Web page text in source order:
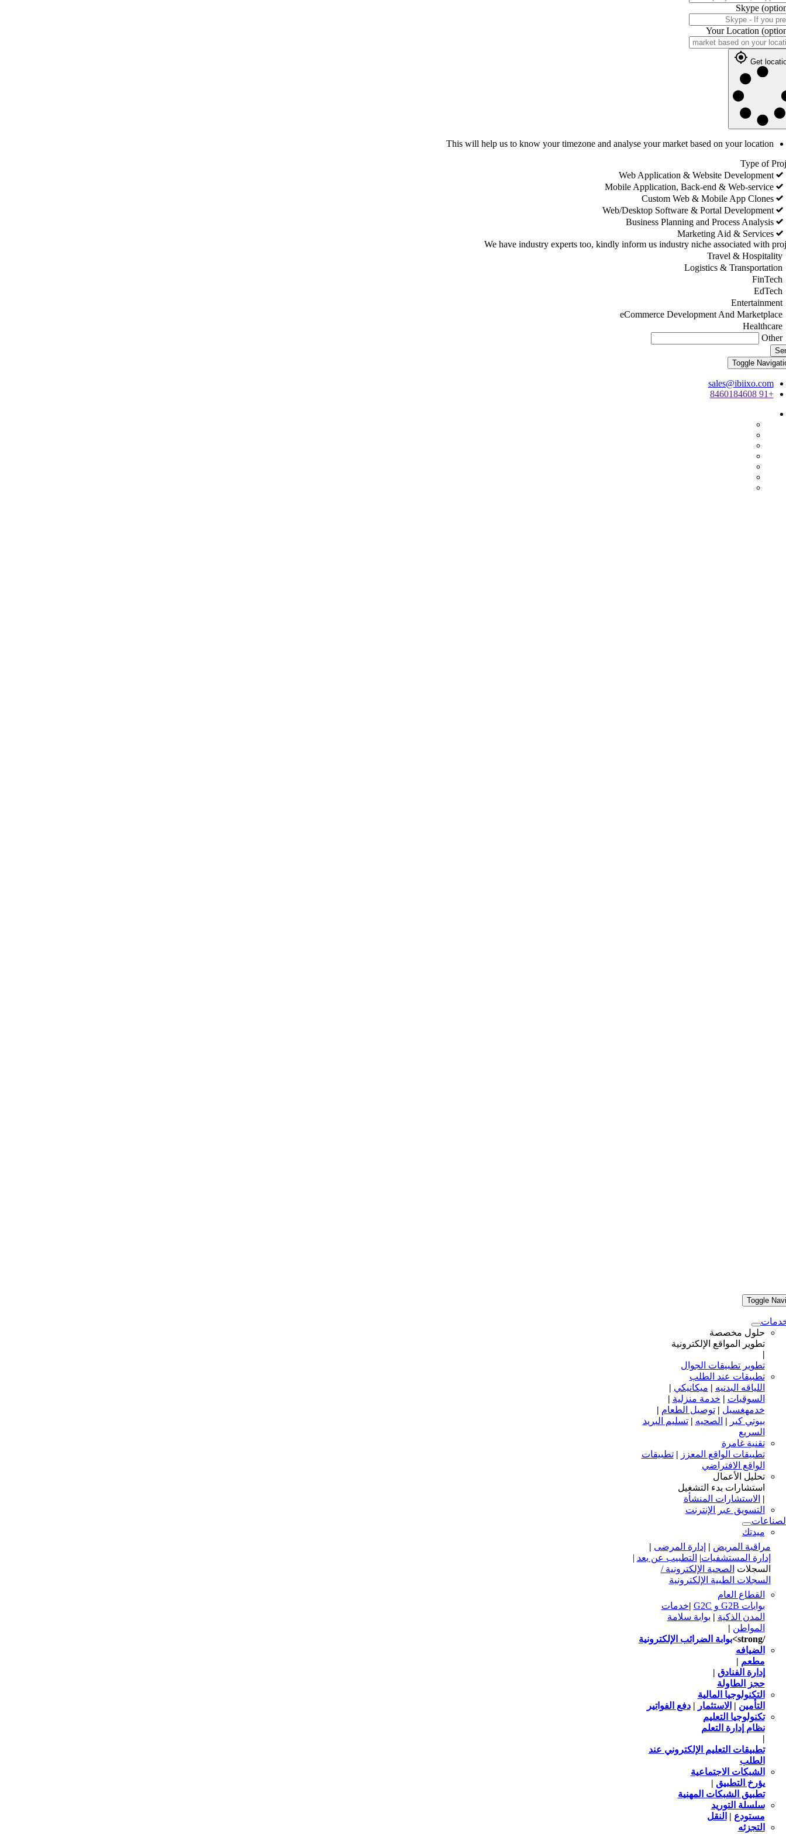
Skype
Your Location
Get
This will help us to know your timezone and analyse your market based on your location
Type of
Web Application & Website Development
Mobile Application, Back-end & Web-service
Custom Web & Mobile App Clones
Web/Desktop Software & Portal Development
Business Planning and Process Analysis
Marketing Aid & Services
We have industry experts too, kindly inform us industry niche associated with
Travel & Hospitality
Logistics & Transportation
FinTech
EdTech
Entertainment
eCommerce Development And Marketplace
Healthcare
Other
Toggle
sales@ibiixo.com
+91 8460184608
Toggle
حلول مخصصة
تطوير المواقع الإلكترونية
|
تطوير تطبيقات الجوال
تطبيقات عند الطلب
اللياقه البدنيه | ميكانيكي |
السوقيات | خدمة منزلية |
خدمهغسيل |توصيل الطعام |
بيوتي كير | الصحيه |تسليم البريد
السريع
تقنية غامرة
تطبيقات الواقع المعزز |تطبيقات
الواقع الافتراضي
تحليل الأعمال
استشارات بدء التشغيل
| الاستشارات المنشأة
التسويق عبر الإنترنت
ميدتك
مراقبة المريض | إدارة المرضى |
إدارة المستشفيات| التطبيب عن بعد |
السجلات الصحية الإلكترونية /
السجلات الطبية الإلكترونية
القطاع العام
بوابات G2B و G2C
|خدمات
المدن الذكية | بوابة سلامة
المواطن |
/strong>
بوابة الضرائب الإلكترونية
الضيافه
مطعم |
إدارة الفنادق |
حجز الطاولة
التكنولوجيا المالية
التأمين | الاستثمار |دفع الفواتير
تكنولوجيا التعليم
نظام إدارة التعلم
|
تطبيقات التعليم الإلكتروني عند
الطلب
الشبكات الاجتماعية
يؤرخ التطبيق |
تطبيق الشبكات المهنية
سلسلة التوريد
مستودع | النقل
التجزئه